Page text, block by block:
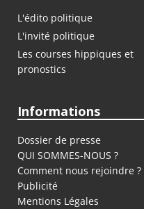
L'édito politique
L'invité politique
Les courses hippiques et
pronostics
Informations
Dossier de presse
QUI SOMMES-NOUS ?
Comment nous rejoindre ?
Publicité
Mentions Légales